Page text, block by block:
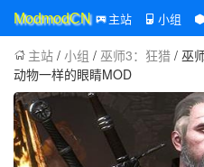
ModmodCN 主站 小组
主站 / 小组 / 巫师3：狂猎 / 巫
动物一样的眼睛MOD